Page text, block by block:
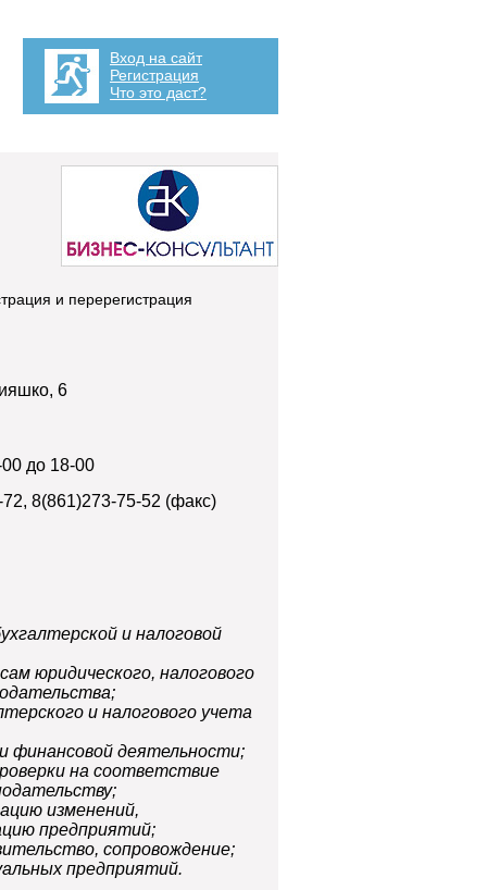
Вход на сайт
Регистрация
Что это даст?
и перерегистрация
6
до 18-00
8(861)273-75-52 (факс)
и налоговой
юридического, налогового
и налогового учета
финансовой деятельности;
на соответствие
изменений,
предприятий;
сопровождение;
предприятий.